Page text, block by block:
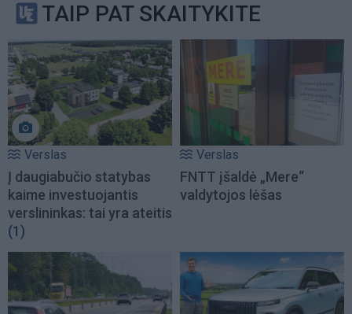
TAIP PAT SKAITYKITE
Verslas
Į daugiabučio statybas
kaime investuojantis
verslininkas: tai yra ateitis
(1)
Verslas
FNTT įšaldė „Mere“
valdytojos lėšas